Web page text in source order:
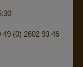
(0) 2602 93 46